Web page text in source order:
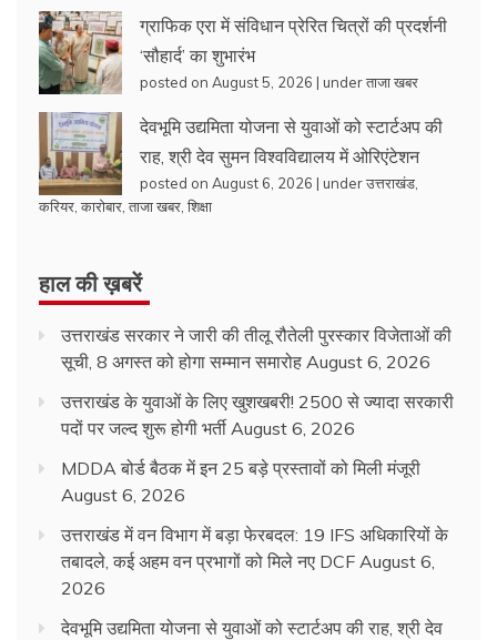
ग्राफिक एरा में संविधान प्रेरित चित्रों की प्रदर्शनी
‘सौहार्द’ का शुभारंभ
posted on August 5, 2026 | underताजा खबर
देवभूमि उद्यमिता योजना से युवाओं को स्टार्टअप की
राह, श्री देव सुमन विश्वविद्यालय में ओरिएंटेशन
posted on August 6, 2026 | underउत्तराखंड
करियर कारोबार ताजा खबर शिक्षा
हाल की ख़बरें
उत्तराखंड सरकार ने जारी की तीलू रौतेली पुरस्कार विजेताओं की
सूची, 8 अगस्त को होगा सम्मान समारोह August 6, 2026
उत्तराखंड के युवाओं के लिए खुशखबरी! 2500 से ज्यादा सरकारी
पदों पर जल्द शुरू होगी भर्ती August 6, 2026
MDDA बोर्ड बैठक में इन 25 बड़े प्रस्तावों को मिली मंजूरी
August 6, 2026
उत्तराखंड में वन विभाग में बड़ा फेरबदल: 19 IFS अधिकारियों के
तबादले, कई अहम वन प्रभागों को मिले नए DCF August 6,
2026
देवभूमि उद्यमिता योजना से युवाओं को स्टार्टअप की राह, श्री देव